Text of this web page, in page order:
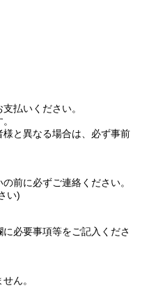
払いください。
と異なる場合は、必ず事前
前に必ずご連絡ください。
い)
必要事項等をご記入くださ
ん。